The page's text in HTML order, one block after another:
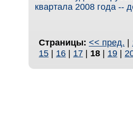
квартала 2008 года --
Страницы: << пред. |
15 | 16 | 17 | 18 | 19 |